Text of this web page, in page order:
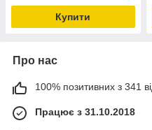
Купити
Про нас
100% позитивних з 341
Працює з 31.10.2018